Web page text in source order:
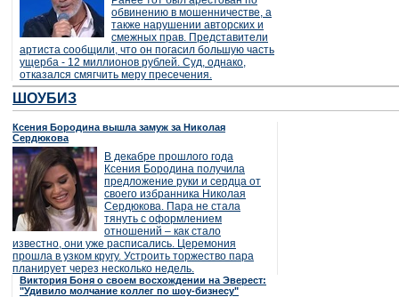
обвинению в мошенничестве, а
также нарушении авторских и
смежных прав. Представители
артиста сообщили, что он погасил большую часть
ущерба - 12 миллионов рублей. Суд, однако,
отказался смягчить меру пресечения.
ШОУБИЗ
Ксения Бородина вышла замуж за Николая
Сердюкова
В декабре прошлого года
Ксения Бородина получила
предложение руки и сердца от
своего избранника Николая
Сердюкова. Пара не стала
тянуть с оформлением
отношений – как стало
известно, они уже расписались. Церемония
прошла в узком кругу. Устроить торжество пара
планирует через несколько недель.
Виктория Боня о своем восхождении на Эверест:
"Удивило молчание коллег по шоу-бизнесу"